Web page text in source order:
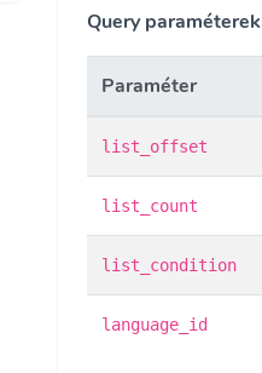
Query paraméterek
Paraméter
list_offset
list_count
list_condition
language_id